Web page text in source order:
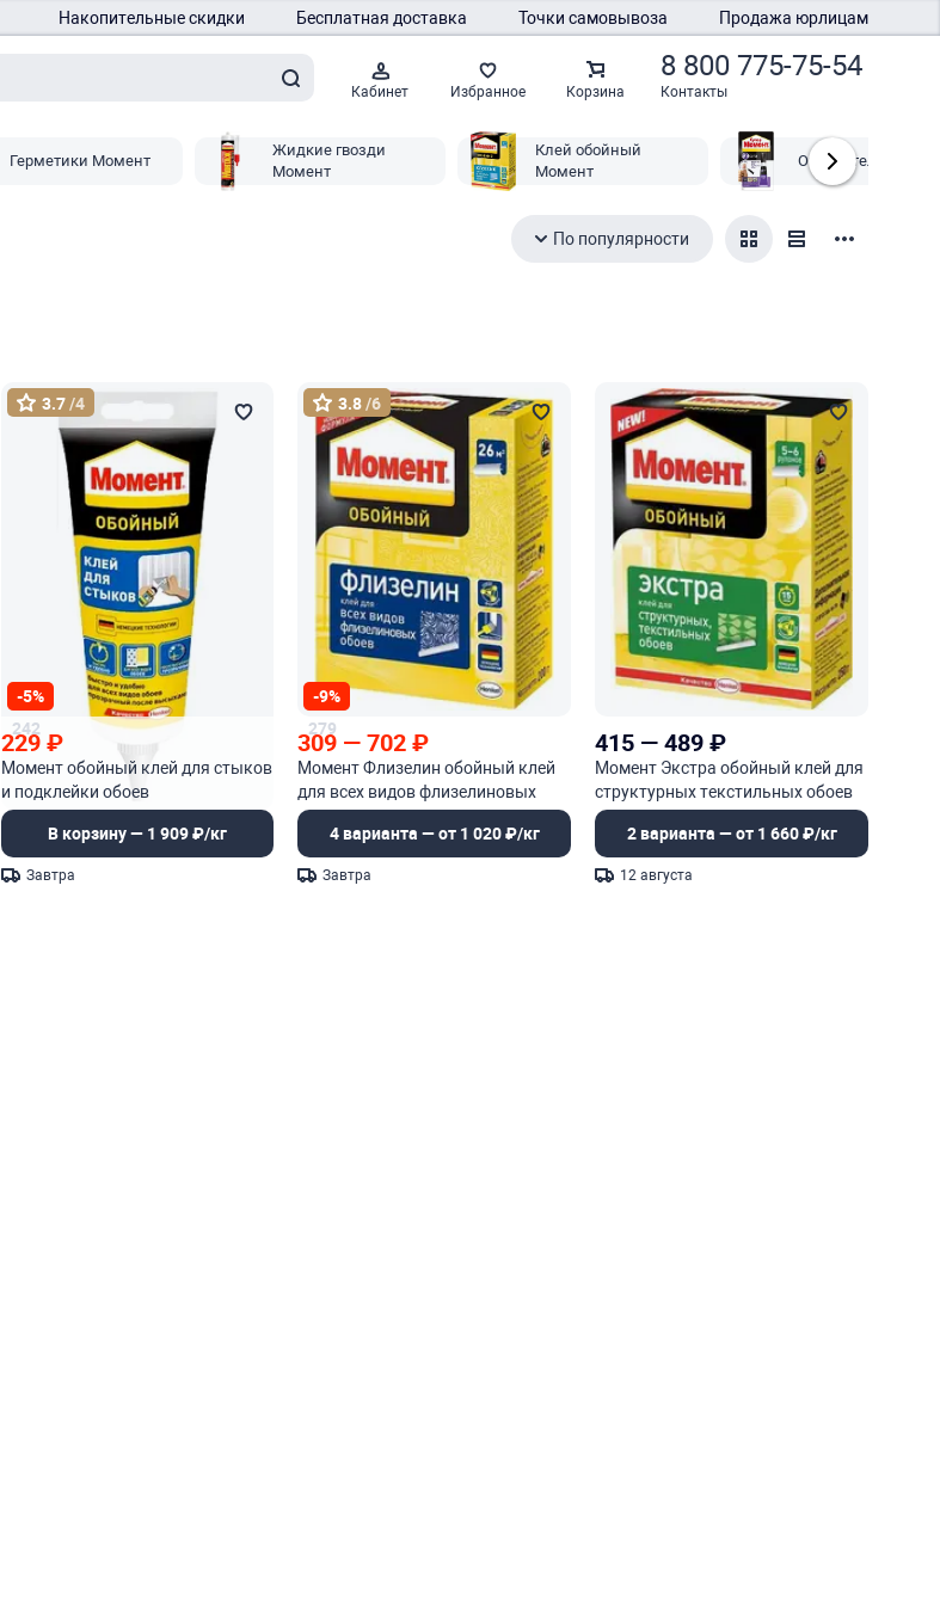
Накопительные скидки Бесплатная доставка Точки самовывоза Продажа юрлицам
Кабинет Избранное Корзина
8 800 775-75-54
Контакты
Герметики Момент
Жидкие гвозди
Момент
Клей обойный
Момент
Очистители
По популярности
3.7/4
-5%
242
229 ₽
Момент обойный клей для стыков
и подклейки обоев
В корзину — 1 909 ₽/кг
Завтра
3.8/6
-9%
279
309 —702₽
Момент Флизелин обойный клей
для всех видов флизелиновых
обоев
4 варианта — от 1 020 ₽/кг
Завтра
415 —489₽
Момент Экстра обойный клей для
структурных текстильных обоев
2 варианта — от 1 660 ₽/кг
12 августа